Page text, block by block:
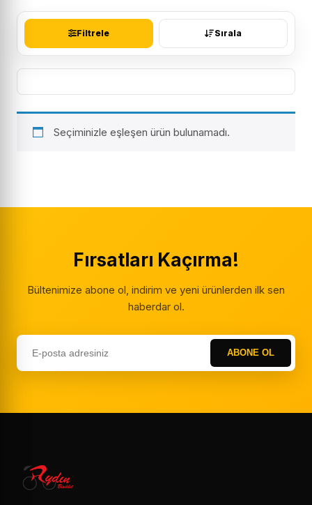
Filtrele Sırala
Seçiminizle eşleşen ürün bulunamadı.
Fırsatları Kaçırma!
Bültenimize abone ol, indirim ve yeni ürünlerden ilk sen
haberdar ol.
ABONE OL